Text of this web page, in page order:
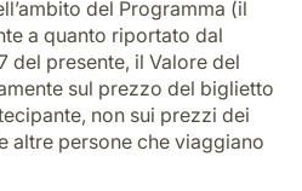
del Programma (il
a quanto riportato dal
del presente, il Valore del
sul prezzo del biglietto
non sui prezzi dei
altre persone che viaggiano